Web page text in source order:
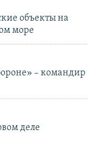
объекты на
море
– командир
деле